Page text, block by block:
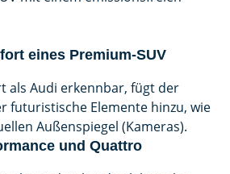
eines Premium-SUV
als Audi erkennbar, fügt der
futuristische Elemente hinzu, wie
Außenspiegel (Kameras).
und Quattro